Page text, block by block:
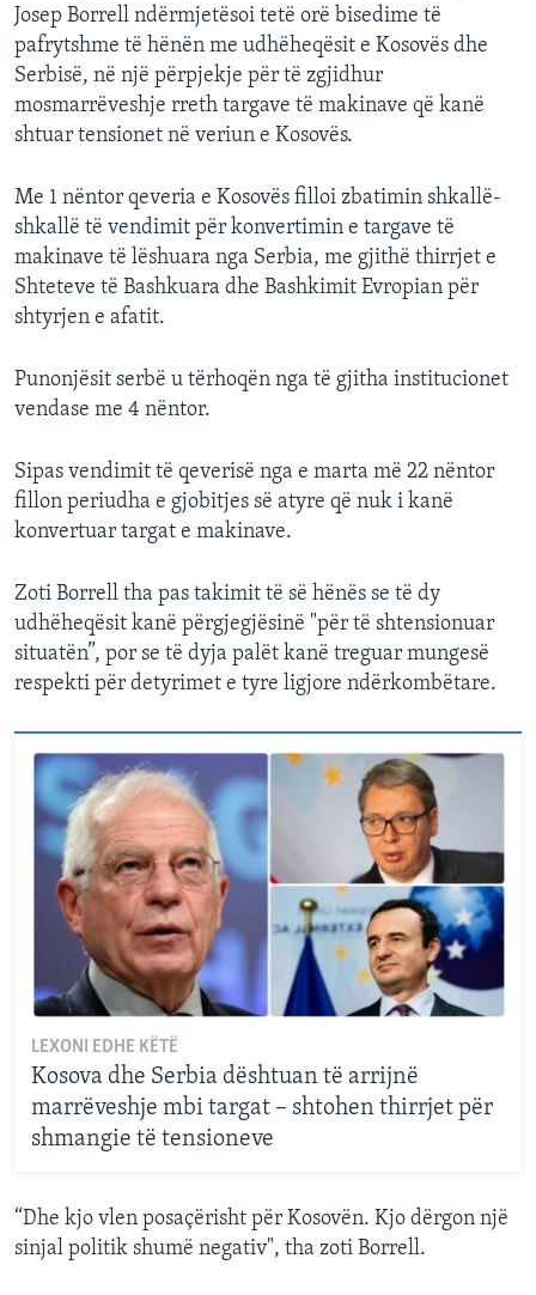
Josep Borrell ndërmjetësoi tetë orë bisedime të
pafrytshme të hënën me udhëheqësit e Kosovës dhe
Serbisë, në një përpjekje për të zgjidhur
mosmarrëveshje rreth targave të makinave që kanë
shtuar tensionet në veriun e Kosovës.
Me 1 nëntor qeveria e Kosovës filloi zbatimin shkallë-
shkallë të vendimit për konvertimin e targave të
makinave të lëshuara nga Serbia, me gjithë thirrjet e
Shteteve të Bashkuara dhe Bashkimit Evropian për
shtyrjen e afatit.
Punonjësit serbë u tërhoqën nga të gjitha institucionet
vendase me 4 nëntor.
Sipas vendimit të qeverisë nga e marta më 22 nëntor
fillon periudha e gjobitjes së atyre që nuk i kanë
konvertuar targat e makinave.
Zoti Borrell tha pas takimit të së hënës se të dy
udhëheqësit kanë përgjegjësinë "për të shtensionuar
situatën”, por se të dyja palët kanë treguar mungesë
respekti për detyrimet e tyre ligjore ndërkombëtare.
LEXONI EDHE KËTË
Kosova dhe Serbia dështuan të arrijnë
marrëveshje mbi targat – shtohen thirrjet për
shmangie të tensioneve
“Dhe kjo vlen posaçërisht për Kosovën. Kjo dërgon një
sinjal politik shumë negativ", tha zoti Borrell.